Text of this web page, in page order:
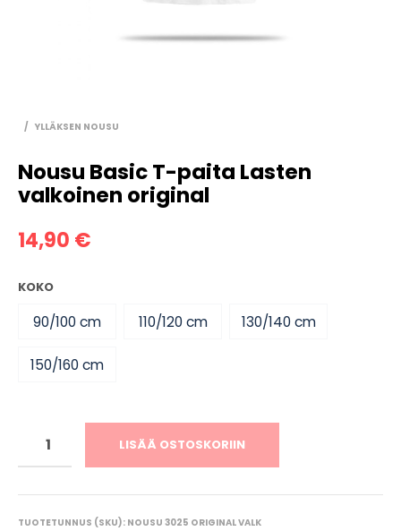
/ YLLÄKSEN NOUSU
Nousu Basic T-paita Lasten
valkoinen original
14,90 €
KOKO
90/100 cm 110/120 cm 130/140 cm
150/160 cm
LISÄÄ OSTOSKORIIN
TUOTETUNNUS (SKU): NOUSU 3025 ORIGINAL VALK